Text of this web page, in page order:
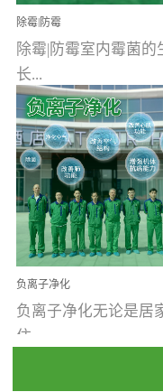
除霉|防霉
除霉|防霉室内霉菌的
长...
受温度、湿度、基质
分、通风四个条件影
温暖潮湿、营养物质
通风缓慢的空间最易
大量霉菌的...
负离子净化
负离子净化无论是居
住...